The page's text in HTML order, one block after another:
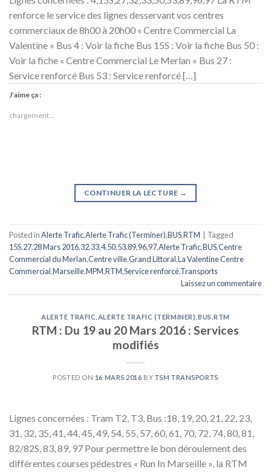
renforce le service des lignes desservant vos centres
commerciaux de 8h00 à 20h00 « Centre Commercial La
Valentine » Bus 4 : Voir la fiche Bus 15S : Voir la fiche Bus 50 :
Voir la fiche « Centre Commercial Le Merlan » Bus 27 :
Service renforcé Bus 53 : Service renforcé […]
J’aime ça :
chargement…
CONTINUER LA LECTURE →
Posted inAlerte Trafic,Alerte Trafic (Terminer),BUS,RTM
Tagged
15S,27,28 Mars 2016,32,33,4,50,53,89,96,97,Alerte Trafic,BUS,Centre
Commercial du Merlan,Centre ville,Grand Littoral,La Valentine Centre
Commercial,Marseille,MPM,RTM,Service renforcé,Transports
Laissez un commentaire
ALERTE TRAFIC ALERTE TRAFIC (TERMINER) BUS ,RTM
RTM : Du 19 au 20 Mars 2016 : Services
modifiés
POSTED ON 16 MARS 2016 BY TSM TRANSPORTS
Lignes concernées : Tram T2, T3, Bus :18, 19, 20, 21, 22, 23,
31, 32, 35, 41, 44, 45, 49, 54, 55, 57, 60, 61, 70, 72, 74, 80, 81,
82/82S, 83, 89, 97 Pour permettre le bon déroulement des
différentes courses pédestres « Run In Marseille », la RTM